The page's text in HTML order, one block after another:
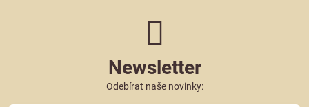
Newsletter
Odebírat naše novinky: